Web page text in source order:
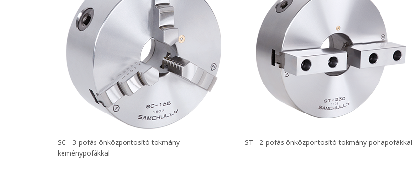
SC - 3-pofás önközpontosító tokmány
keménypofákkal
ST - 2-pofás önközpontosító tokmány pohapofákkal